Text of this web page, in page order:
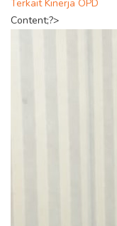
Terkait Kinerja OPD
Content;?>